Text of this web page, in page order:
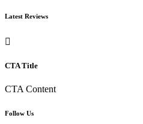
Latest Reviews
CTA Title
CTA Content
Follow Us